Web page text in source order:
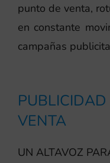
punto de venta,
en constante
campañas
VENTA
UN ALTAVOZ